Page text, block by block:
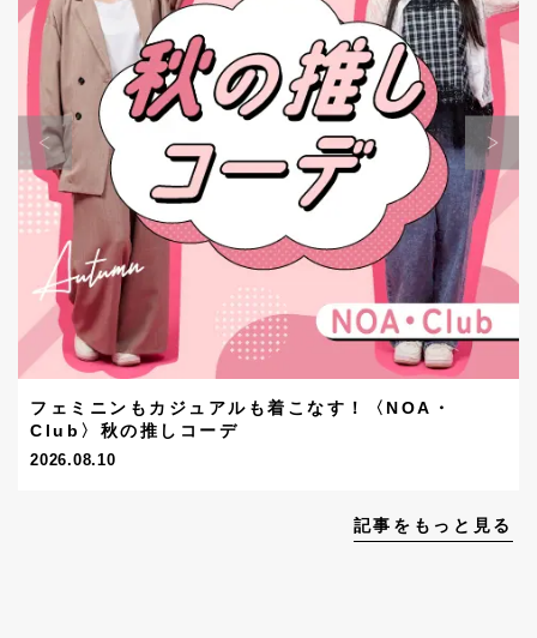
フェミニンもカジュアルも着こなす！〈NOA・
Club〉秋の推しコーデ
2026.08.10
記事をもっと見る